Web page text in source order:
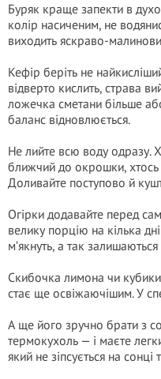
Буряк краще запекти в
колір насиченим, не
виходить яскраво-
Кефір беріть не
відверто кислить, страва
ложечка сметани більше
баланс відновлюється.
Не лийте всю воду одразу.
ближчий до окрошки, хтось
Доливайте поступово й
Огірки додавайте перед
велику порцію на кілька
м’якнуть, а так
Скибочка лимона чи
стає ще освіжаючішим. У
А ще його зручно брати з
термокухоль — і маєте
який не зіпсується на